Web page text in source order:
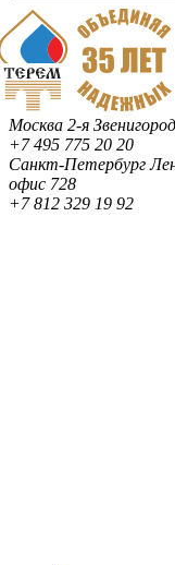
Москва 2-я
+7 495 775 20 20
Санкт-Петербург
офис 728
+7 812 329 19 92